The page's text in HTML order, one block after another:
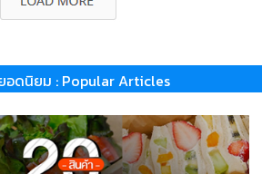
อดนิยม : Popular Articles